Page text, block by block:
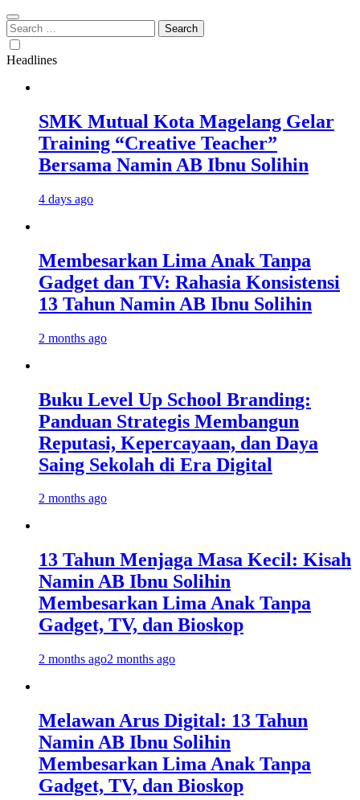
Search
for:
Headlines
SMK Mutual Kota Magelang Gelar
Training “Creative Teacher”
Bersama Namin AB Ibnu Solihin
4 days ago
Membesarkan Lima Anak Tanpa
Gadget dan TV: Rahasia Konsistensi
13 Tahun Namin AB Ibnu Solihin
2 months ago
Buku Level Up School Branding:
Panduan Strategis Membangun
Reputasi, Kepercayaan, dan Daya
Saing Sekolah di Era Digital
2 months ago
13 Tahun Menjaga Masa Kecil: Kisah
Namin AB Ibnu Solihin
Membesarkan Lima Anak Tanpa
Gadget, TV, dan Bioskop
2 months ago2 months ago
Melawan Arus Digital: 13 Tahun
Namin AB Ibnu Solihin
Membesarkan Lima Anak Tanpa
Gadget, TV, dan Bioskop